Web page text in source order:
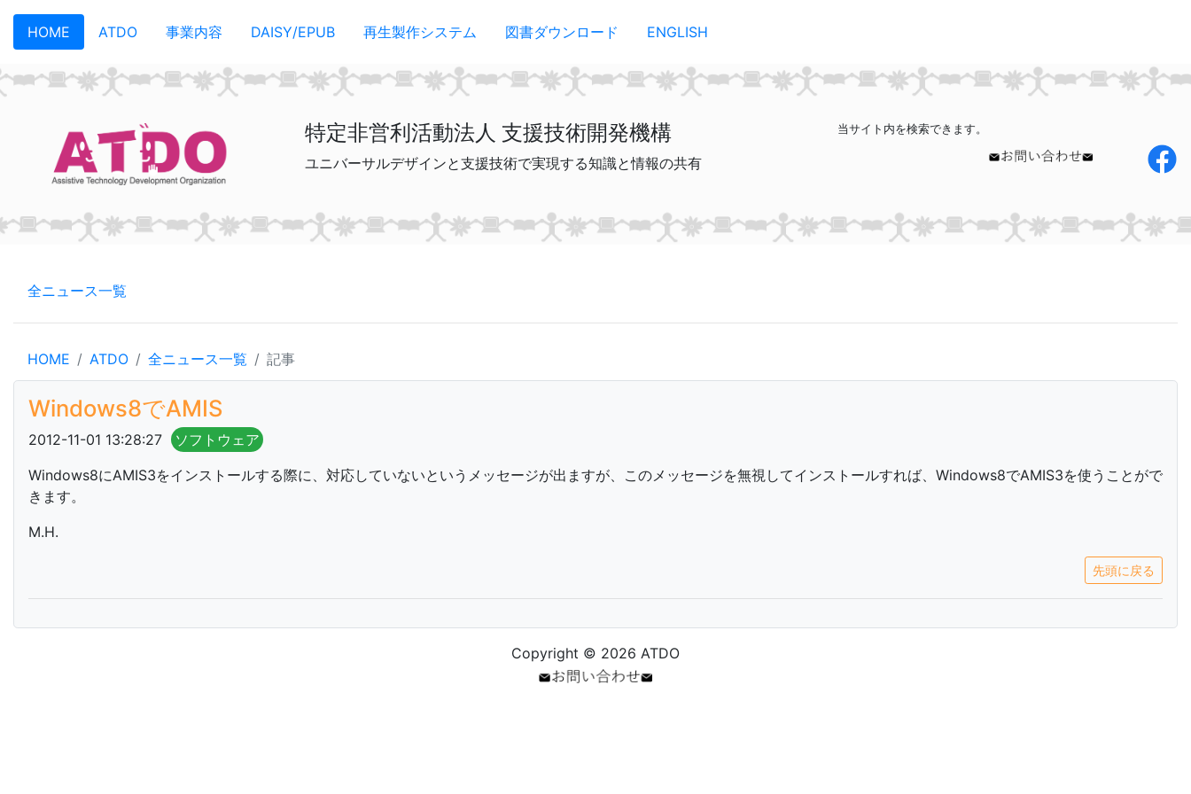
メインコンテンツへスキップ
HOME ATDO 事業内容 DAISY/EPUB 再生製作システム 図書ダウンロード ENGLISH
特定非営利活動法人 支援技術開発機構
ユニバーサルデザインと支援技術で実現する知識と情報の共有
当サイト内を検索できます。
全ニュース一覧
HOME ATDO 全ニュース一覧 記事
Windows8でAMIS
2012-11-01 13:28:27
ソフトウェア
Windows8にAMIS3をインストールする際に、対応していないというメッセージが出ますが、このメッセージを無視してインストールすれば、Windows8でAMIS3を使うことがで
きます。
M.H.
先頭に戻る
Copyright © 2026 ATDO